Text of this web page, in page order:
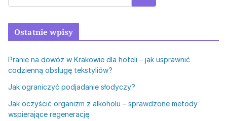
Ostatnie wpisy
Pranie na dowóz w Krakowie dla hoteli – jak usprawnić
codzienną obsługę tekstyliów?
Jak ograniczyć podjadanie słodyczy?
Jak oczyścić organizm z alkoholu – sprawdzone metody
wspierające regenerację